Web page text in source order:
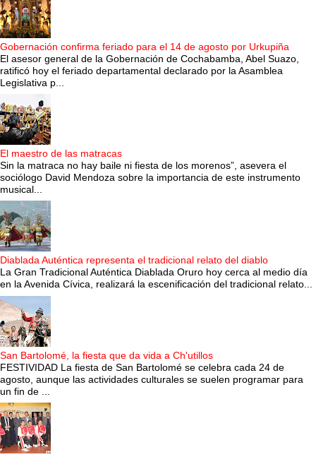
Gobernación confirma feriado para el 14 de agosto por Urkupiña
El asesor general de la Gobernación de Cochabamba, Abel Suazo,
ratificó hoy el feriado departamental declarado por la Asamblea
Legislativa p...
El maestro de las matracas
Sin la matraca no hay baile ni fiesta de los morenos”, asevera el
sociólogo David Mendoza sobre la importancia de este instrumento
musical...
Diablada Auténtica representa el tradicional relato del diablo
La Gran Tradicional Auténtica Diablada Oruro hoy cerca al medio día
en la Avenida Cívica, realizará la escenificación del tradicional relato...
San Bartolomé, la fiesta que da vida a Ch'utillos
FESTIVIDAD La fiesta de San Bartolomé se celebra cada 24 de
agosto, aunque las actividades culturales se suelen programar para
un fin de ...